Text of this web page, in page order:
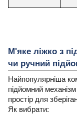
М'яке ліжко з
чи ручний
Найпопулярніша
підйомний
простір для
Як вибрати: